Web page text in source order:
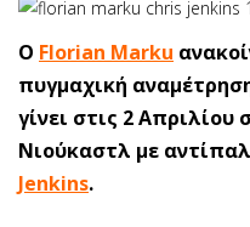
Ο Florian Marku
πυγμαχική
γίνει στις 2
Νιούκαστλ με
Jenkins.